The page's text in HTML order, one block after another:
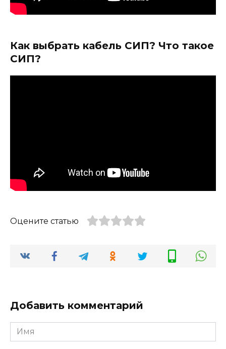
Как выбрать кабель СИП? Что такое
СИП?
Оцените статью
Добавить комментарий
Имя
*